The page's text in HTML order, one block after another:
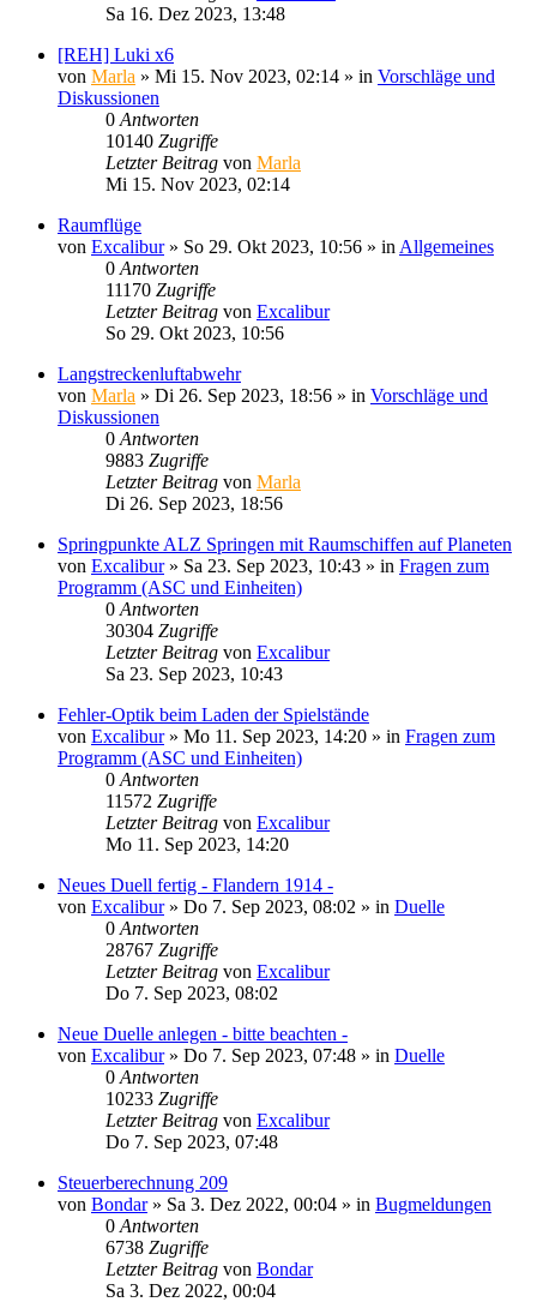
Sa 16. Dez 2023, 13:48
[REH] Luki x6
von Marla » Mi 15. Nov 2023, 02:14 » in Vorschläge und
Diskussionen
0 Antworten
10140 Zugriffe
Letzter Beitrag von Marla
Mi 15. Nov 2023, 02:14
Raumflüge
von Excalibur» So 29. Okt 2023, 10:56 » in Allgemeines
0 Antworten
11170 Zugriffe
Letzter Beitrag von Excalibur
So 29. Okt 2023, 10:56
Langstreckenluftabwehr
von Marla » Di 26. Sep 2023, 18:56 » in Vorschläge und
Diskussionen
0 Antworten
9883 Zugriffe
Letzter Beitrag von Marla
Di 26. Sep 2023, 18:56
Springpunkte ALZ Springen mit Raumschiffen auf Planeten
von Excalibur» Sa 23. Sep 2023, 10:43 » in Fragen zum
Programm (ASC und Einheiten)
0 Antworten
30304 Zugriffe
Letzter Beitrag von Excalibur
Sa 23. Sep 2023, 10:43
Fehler-Optik beim Laden der Spielstände
von Excalibur» Mo 11. Sep 2023, 14:20 » in Fragen zum
Programm (ASC und Einheiten)
0 Antworten
11572 Zugriffe
Letzter Beitrag von Excalibur
Mo 11. Sep 2023, 14:20
Neues Duell fertig - Flandern 1914 -
von Excalibur» Do 7. Sep 2023, 08:02 » in Duelle
0 Antworten
28767 Zugriffe
Letzter Beitrag von Excalibur
Do 7. Sep 2023, 08:02
Neue Duelle anlegen - bitte beachten -
von Excalibur» Do 7. Sep 2023, 07:48 » in Duelle
0 Antworten
10233 Zugriffe
Letzter Beitrag von Excalibur
Do 7. Sep 2023, 07:48
Steuerberechnung 209
von Bondar» Sa 3. Dez 2022, 00:04 » in Bugmeldungen
0 Antworten
6738 Zugriffe
Letzter Beitrag von Bondar
Sa 3. Dez 2022, 00:04